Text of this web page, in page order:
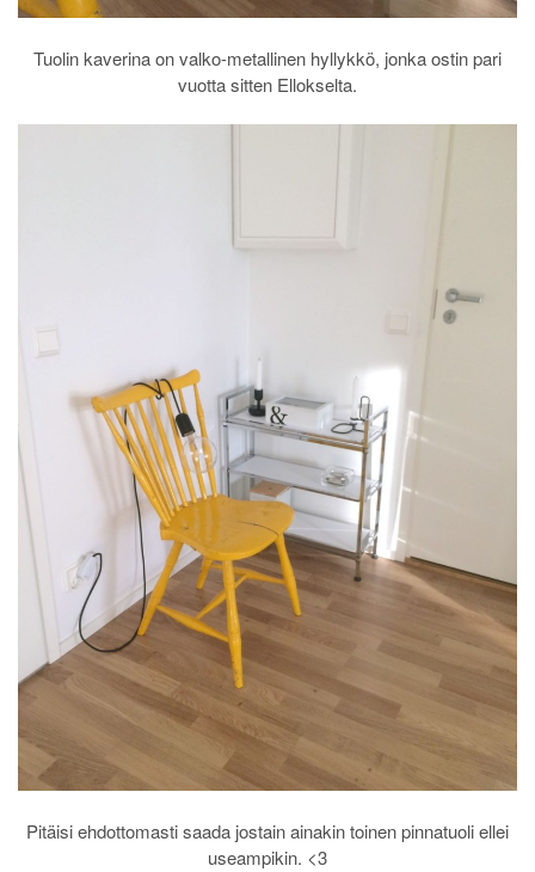
Tuolin kaverina on valko-metallinen hyllykkö, jonka ostin pari
vuotta sitten Ellokselta.
Pitäisi ehdottomasti saada jostain ainakin toinen pinnatuoli ellei
useampikin. <3